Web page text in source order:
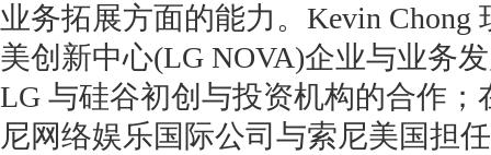
业务拓展方面的能力。Kevin Chong
美创新中心(LG NOVA)企业与业务
LG 与硅谷初创与投资机构的合作；
尼网络娱乐国际公司与索尼美国担